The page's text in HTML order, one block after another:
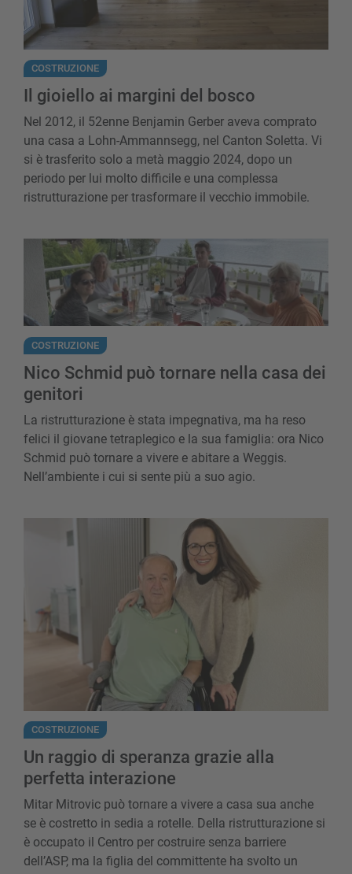
COSTRUZIONE
Il gioiello ai margini del bosco
Nel 2012, il 52enne Benjamin Gerber aveva comprato
una casa a Lohn-Ammannsegg, nel Canton Soletta. Vi
si è trasferito solo a metà maggio 2024, dopo un
periodo per lui molto difficile e una complessa
ristrutturazione per trasformare il vecchio immobile.
Nico Schmid può tornare nella casa dei
COSTRUZIONE
Nico Schmid può tornare nella casa dei
genitori
La ristrutturazione è stata impegnativa, ma ha reso
felici il giovane tetraplegico e la sua famiglia: ora Nico
Schmid può tornare a vivere e abitare a Weggis.
Nell’ambiente i cui si sente più a suo agio.
Un raggio di speranza grazie alla
COSTRUZIONE
Un raggio di speranza grazie alla
perfetta interazione
Mitar Mitrovic può tornare a vivere a casa sua anche
se è costretto in sedia a rotelle. Della ristrutturazione si
è occupato il Centro per costruire senza barriere
dell’ASP, ma la figlia del committente ha svolto un